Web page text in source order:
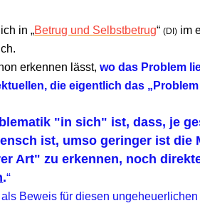
in „Betrug und Selbstbetrug“(DI) im
erkennen lässt, wo das Problem
die eigentlich das
"in sich" ist, dass, je
ist, umso geringer ist die
Art" zu erkennen, noch
.“
Beweis für diesen